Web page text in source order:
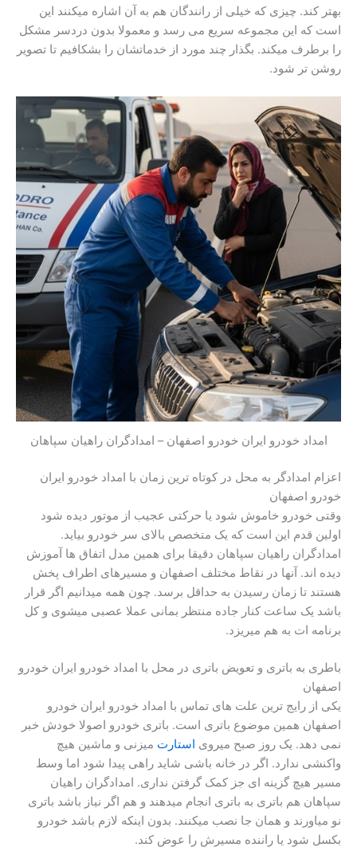
بهتر کند. چیزی که خیلی از رانندگان هم به آن اشاره میکنند این
است که این مجموعه سریع می رسد و معمولا بدون دردسر مشکل
را برطرف میکند. بگذار چند مورد از خدماتشان را بشکافیم تا تصویر
روشن تر شود.
امداد خودرو ایران خودرو اصفهان – امدادگران راهیان سپاهان
اعزام امدادگر به محل در کوتاه ترین زمان با امداد خودرو ایران
خودرو اصفهان
وقتی خودرو خاموش شود یا حرکتی عجیب از موتور دیده شود
اولین قدم این است که یک متخصص بالای سر خودرو بیاید.
امدادگران راهیان سپاهان دقیقا برای همین مدل اتفاق ها آموزش
دیده اند. آنها در نقاط مختلف اصفهان و مسیرهای اطراف پخش
هستند تا زمان رسیدن به حداقل برسد. چون همه میدانیم اگر قرار
باشد یک ساعت کنار جاده منتظر بمانی عملا عصبی میشوی و کل
برنامه ات به هم میریزد.
باطری به باتری و تعویض باتری در محل با امداد خودرو ایران خودرو
اصفهان
یکی از رایج ترین علت های تماس با امداد خودرو ایران خودرو
اصفهان همین موضوع باتری است. باتری خودرو اصولا خودش خبر
نمی دهد. یک روز صبح میروی استارت میزنی و ماشین هیچ
واکنشی ندارد. اگر در خانه باشی شاید راهی پیدا شود اما وسط
مسیر هیچ گزینه ای جز کمک گرفتن نداری. امدادگران راهیان
سپاهان هم باتری به باتری انجام میدهند و هم اگر نیاز باشد باتری
نو میاورند و همان جا نصب میکنند. بدون اینکه لازم باشد خودرو
بکسل شود یا راننده مسیرش را عوض کند.